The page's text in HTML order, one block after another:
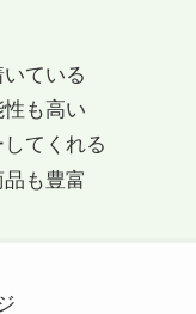
ている
も高い
てくれる
も豊富